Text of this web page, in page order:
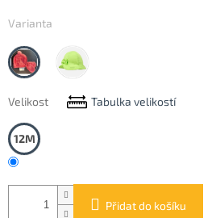
cena:
Varianta
CranberryPistachio
Velikost Tabulka velikostí
12M
Přidat do košíku